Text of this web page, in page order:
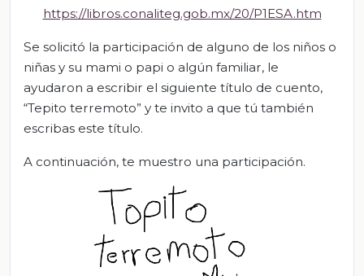
https://libros.conaliteg.gob.mx/20/P1ESA.htm
Se solicitó la participación de alguno de los niños o
niñas y su mami o papi o algún familiar, le
ayudaron a escribir el siguiente título de cuento,
“Tepito terremoto” y te invito a que tú también
escribas este título.
A continuación, te muestro una participación.